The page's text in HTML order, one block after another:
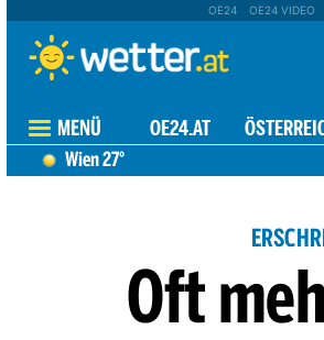
OE24 OE24 VIDEO
MENÜ OE24.AT
Wien27°
Oft